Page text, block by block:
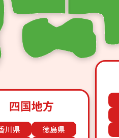
四国地方
川県
徳島県